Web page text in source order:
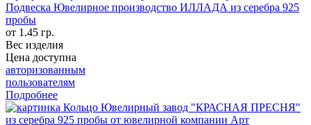
Подвеска Ювелирное производство ИЛЛАДА из серебра 925
пробы
от 1.45 гр.
Вес изделия
Цена доступна
авторизованным
пользователям
Подробнее